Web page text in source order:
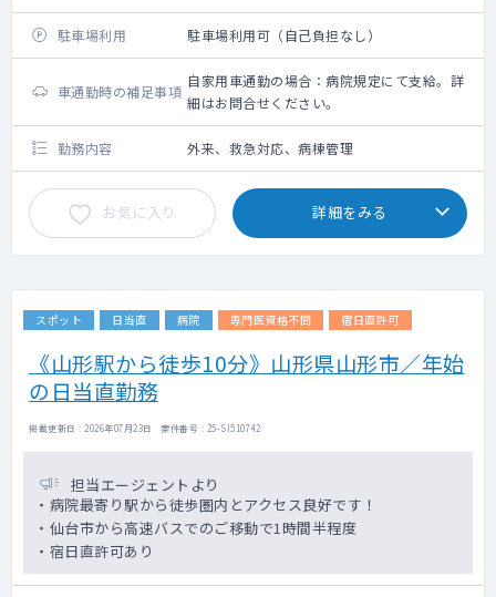
駐車場利用 駐車場利用可（自己負担なし）
車通勤時の補足事項
自家用車通勤の場合：病院規定にて支給。詳
細はお問合せください。
勤務内容 外来、救急対応、病棟管理
お気に入り 詳細をみる
スポット 日当直 病院 専門医資格不問 宿日直許可
《山形駅から徒歩10分》山形県山形市／年始
の日当直勤務
掲載更新日 : 2026年07月23日 案件番号 : 25-SI510742
担当エージェントより
・病院最寄り駅から徒歩圏内とアクセス良好です！
・仙台市から高速バスでのご移動で1時間半程度
・宿日直許可あり